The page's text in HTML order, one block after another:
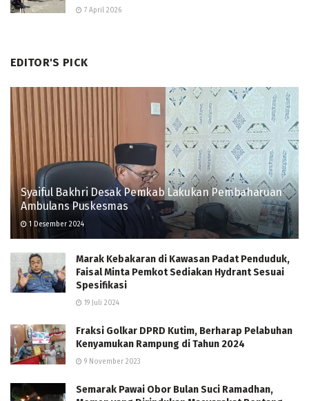
7 April 2026
EDITOR'S PICK
Syaiful Bakhri Desak Pemkab Lakukan Pembaharuan
Ambulans Puskesmas
1 Desember 2024
Marak Kebakaran di Kawasan Padat Penduduk,
Faisal Minta Pemkot Sediakan Hydrant Sesuai
Spesifikasi
19 Juli 2024
Fraksi Golkar DPRD Kutim, Berharap Pelabuhan
Kenyamukan Rampung di Tahun 2024
9 November 2023
Semarak Pawai Obor Bulan Suci Ramadhan,